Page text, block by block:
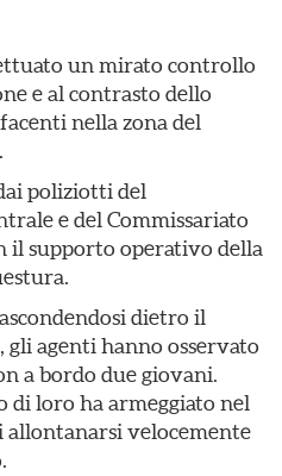
un mirato controllo
e al contrasto dello
nella zona del
poliziotti del
e del Commissariato
il supporto operativo della
dietro il
gli agenti hanno osservato
a bordo due giovani.
di loro ha armeggiato nel
allontanarsi velocemente